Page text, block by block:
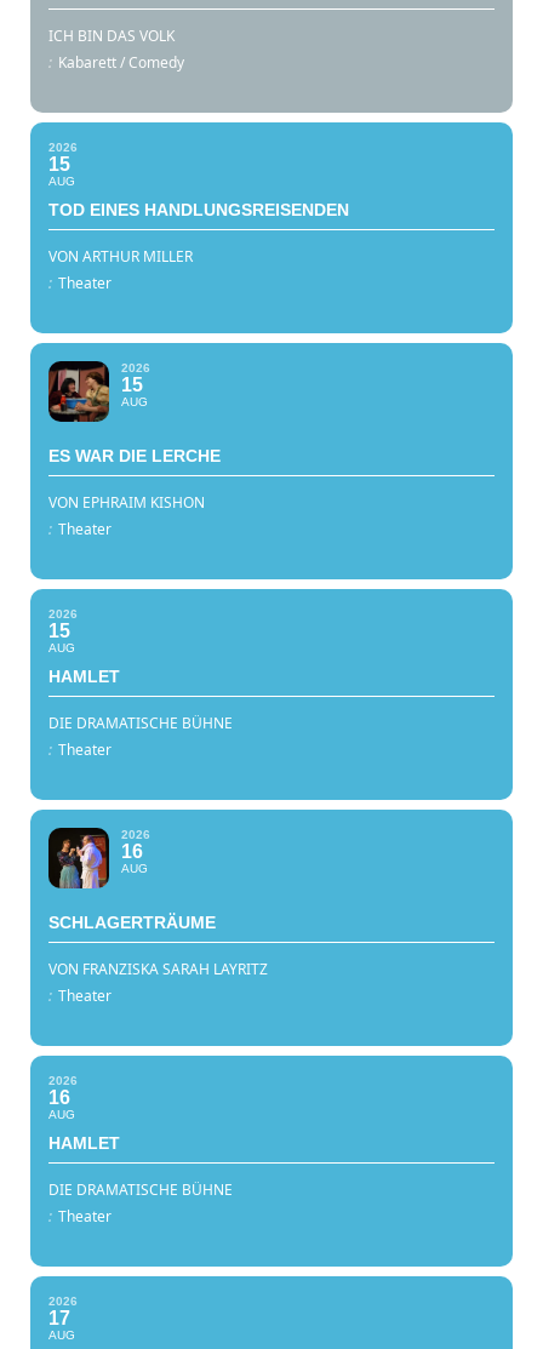
ICH BIN DAS VOLK
: Kabarett / Comedy
2026
15
AUG
TOD EINES HANDLUNGSREISENDEN
VON ARTHUR MILLER
: Theater
2026
15
AUG
ES WAR DIE LERCHE
VON EPHRAIM KISHON
: Theater
2026
15
AUG
HAMLET
DIE DRAMATISCHE BÜHNE
: Theater
2026
16
AUG
SCHLAGERTRÄUME
VON FRANZISKA SARAH LAYRITZ
: Theater
2026
16
AUG
HAMLET
DIE DRAMATISCHE BÜHNE
: Theater
2026
17
AUG